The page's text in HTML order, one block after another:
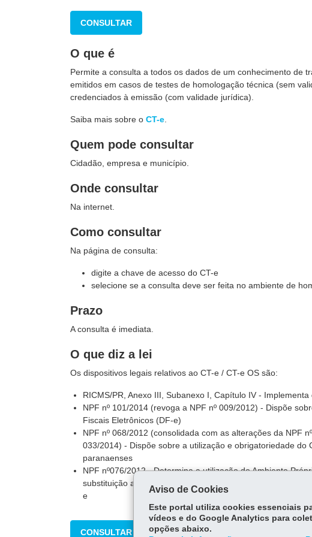
CONSULTAR
O que é
Permite a consulta a todos os dados de um conhecimento de
emitidos em casos de testes de homologação técnica (sem
credenciados à emissão (com validade jurídica).
Saiba mais sobre o CT-e
Quem pode consultar
Cidadão, empresa e município.
Onde consultar
Na internet.
Como consultar
Na página de consulta:
digite a chave de acesso do CT-e
selecione se a consulta deve ser feita no ambiente de
Prazo
A consulta é imediata.
O que diz a lei
Os dispositivos legais relativos ao CT-e / CT-e OS são:
RICMS/PR, Anexo III, Subanexo I, Capítulo IV -
NPF nº 101/2014 (revoga a NPF nº 009/2012) - Dispõe
Fiscais Eletrônicos (DF-e)
NPF nº 068/2012 (consolidada com as alterações da NPF
033/2014) - Dispõe sobre a utilização e obrigatoriedade
paranaenses
NPF nº076/2012 - Determina a utilização do Ambiente
substituição ao Ambiente da Sefaz Virtual do Estado do
e
CONSULTAR
Aviso de Cookies
Este portal utiliza cookies essenciais
vídeos e do Google Analytics para
opções abaixo.